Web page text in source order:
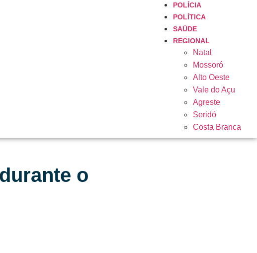
POLÍCIA
POLÍTICA
SAÚDE
REGIONAL
Natal
Mossoró
Alto Oeste
Vale do Açu
Agreste
Seridó
Costa Branca
o